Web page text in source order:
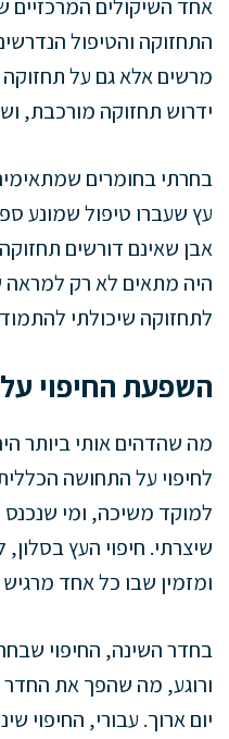
אחד השיקולים המרכזיים
התחזוקה והטיפול
מרשים אלא גם על
ידרוש תחזוקה מורכבת,
בחרתי בחומרים
עץ שעברו טיפול שמונע
אבן שאינם דורשים
היה מתאים לא רק למראה
לתחזוקה שיכולתי
השפעת החיפוי
מה שהדהים אותי ביותר
לחיפוי על התחושה
למוקד משיכה, ומי שנכנס
שיצרתי. חיפוי העץ
ומזמין שבו כל אחד מרגיש
בחדר השינה, החיפוי
ורוגע, מה שהפך את
יום ארוך. עבורי, החיפוי